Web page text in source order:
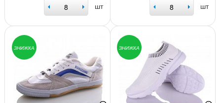
шт шт
ЗНИЖКА ЗНИЖКА